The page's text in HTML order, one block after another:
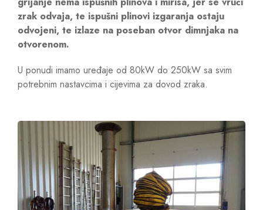
zrak odvaja, te ispušni plinovi izgaranja ostaju
odvojeni, te izlaze na poseban otvor dimnjaka na
otvorenom.
U ponudi imamo uređaje od 80kW do 250kW sa svim
potrebnim nastavcima i cijevima za dovod zraka.